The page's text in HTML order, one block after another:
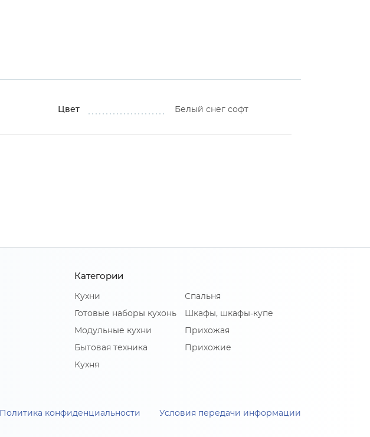
Цвет Белый снег софт
Категории
Кухни
Готовые наборы кухонь
Модульные кухни
Бытовая техника
Кухня
Спальня
Шкафы, шкафы-купе
Прихожая
Прихожие
Политика конфиденциальности Условия передачи информации